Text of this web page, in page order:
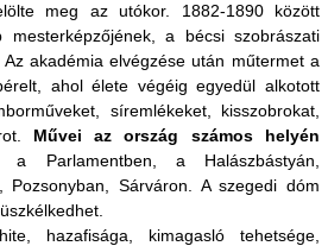
meg az utókor. 1882-1890 között
mesterképzőjének, a bécsi szobrászati
akadémia elvégzése után műtermet a
ahol élete végéig egyedül alkotott
síremlékeket, kisszobrokat,
Művei az ország számos helyén
a Parlamentben, a Halászbástyán,
Pozsonyban, Sárváron. A szegedi dóm
hazafisága, kimagasló tehetsége,